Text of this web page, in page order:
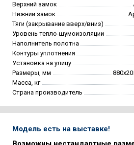
Верхний замок
Нижний замок
Тяги (закрывание вверх/вниз)
Уровень тепло-шумоизоляции
Наполнитель полотна
Контуры уплотнения
Установка на улицу
Размеры, мм
Масса, кг
Страна производитель
Модель есть на выставке!